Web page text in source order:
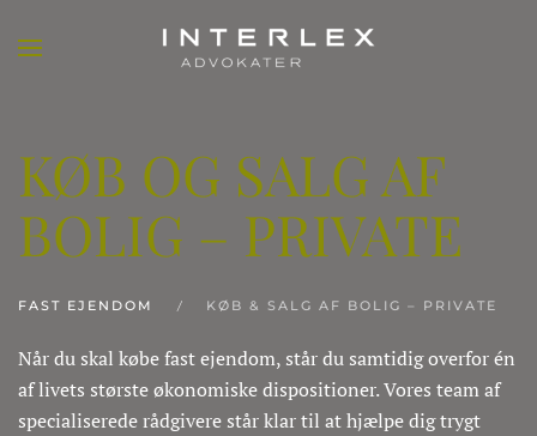
KØB OG SALG AF
BOLIG – PRIVATE
FAST EJENDOM KØB & SALG AF BOLIG – PRIVATE
Når du skal købe fast ejendom, står du samtidig overfor én
af livets største økonomiske dispositioner. Vores team af
specialiserede rådgivere står klar til at hjælpe dig trygt